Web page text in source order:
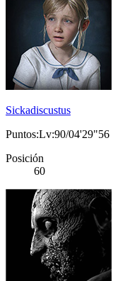
Sickadiscustus
Puntos:Lv:90/04'29"56
Posición
60